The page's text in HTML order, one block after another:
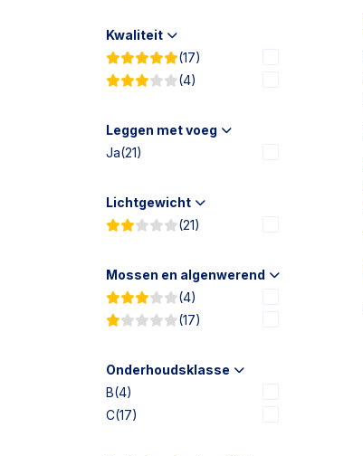
Kwaliteit
(17)
(4)
Leggen met voeg
Ja(21)
Lichtgewicht
(21)
Mossen en algenwerend
(4)
(17)
Onderhoudsklasse
B(4)
C(17)